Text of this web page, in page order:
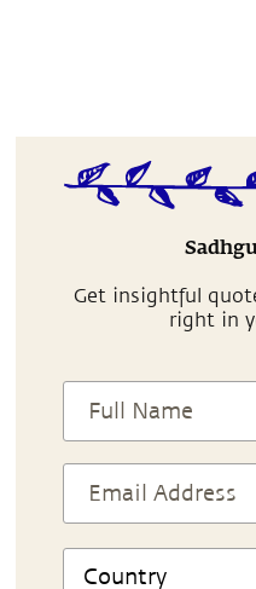
Get insightful
right in